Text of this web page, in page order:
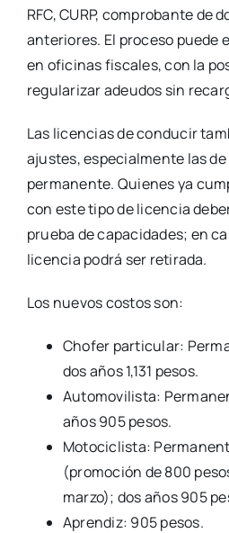
RFC, CURP, comprobante de
anteriores. El proceso puede
en oficinas fiscales, con la
regularizar adeudos sin
Las licencias de conducir
ajustes, especialmente las
permanente. Quienes ya
con este tipo de licencia
prueba de capacidades; en
licencia podrá ser retirada.
Los nuevos costos son:
Chofer particular:
dos años 1,131 pesos.
Automovilista:
años 905 pesos.
Motociclista:
(promoción de 800
marzo); dos años 905
Aprendiz: 905 pesos.